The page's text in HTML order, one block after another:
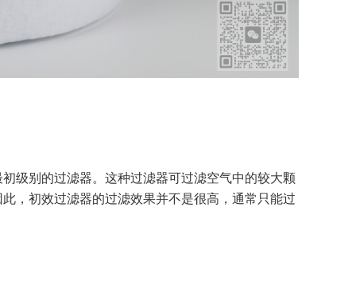
级别的过滤器。这种过滤器可过滤空气中的较大颗
，初效过滤器的过滤效果并不是很高，通常只能过